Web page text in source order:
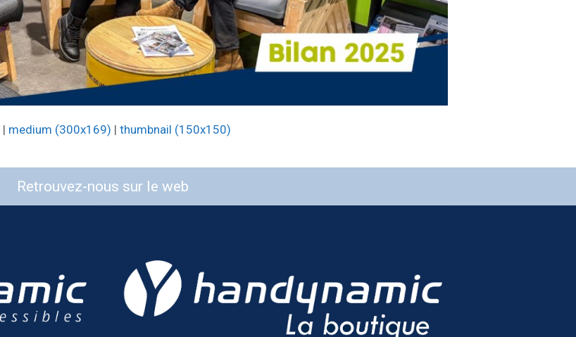
| medium (300x169) | thumbnail (150x150)
Retrouvez-nous sur le web